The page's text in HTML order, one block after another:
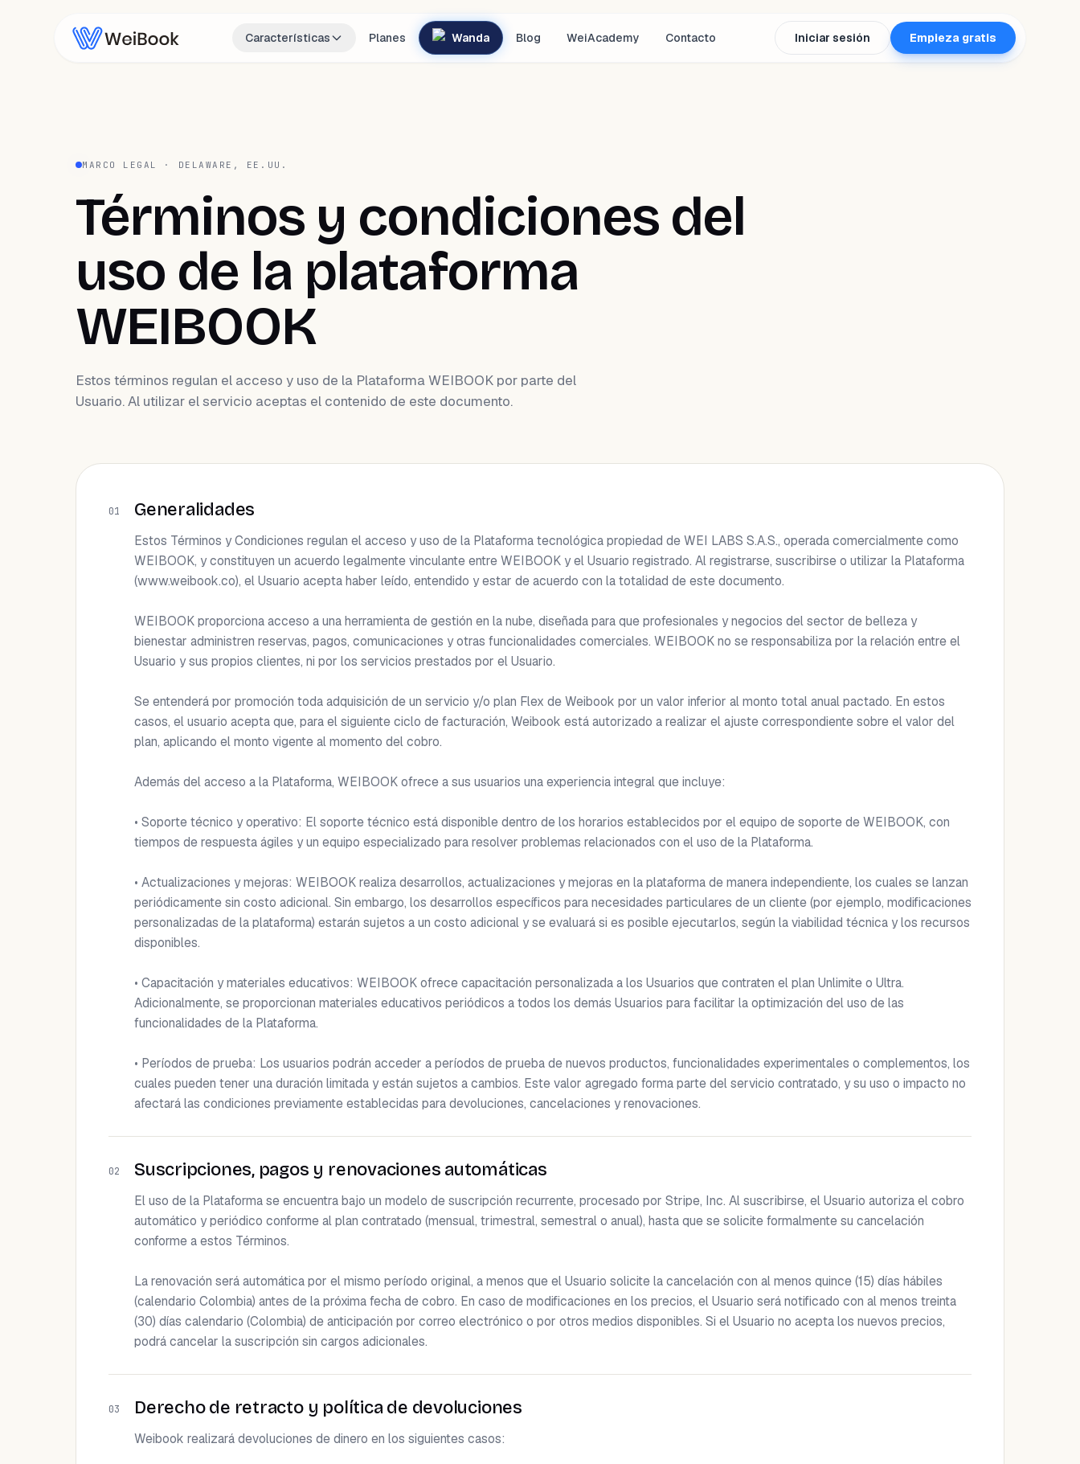
Características Planes Wanda Blog WeiAcademy Contacto Iniciar sesión Empieza gratis
MARCO LEGAL · DELAWARE, EE.UU.
Términos y condiciones del
uso de la plataforma
WEIBOOK
Estos términos regulan el acceso y uso de la Plataforma WEIBOOK por parte del
Usuario. Al utilizar el servicio aceptas el contenido de este documento.
01 Generalidades
Estos Términos y Condiciones regulan el acceso y uso de la Plataforma tecnológica propiedad de WEI LABS S.A.S., operada comercialmente como
WEIBOOK, y constituyen un acuerdo legalmente vinculante entre WEIBOOK y el Usuario registrado. Al registrarse, suscribirse o utilizar la Plataforma
(www.weibook.co), el Usuario acepta haber leído, entendido y estar de acuerdo con la totalidad de este documento.
WEIBOOK proporciona acceso a una herramienta de gestión en la nube, diseñada para que profesionales y negocios del sector de belleza y
bienestar administren reservas, pagos, comunicaciones y otras funcionalidades comerciales. WEIBOOK no se responsabiliza por la relación entre el
Usuario y sus propios clientes, ni por los servicios prestados por el Usuario.
Se entenderá por promoción toda adquisición de un servicio y/o plan Flex de Weibook por un valor inferior al monto total anual pactado. En estos
casos, el usuario acepta que, para el siguiente ciclo de facturación, Weibook está autorizado a realizar el ajuste correspondiente sobre el valor del
plan, aplicando el monto vigente al momento del cobro.
Además del acceso a la Plataforma, WEIBOOK ofrece a sus usuarios una experiencia integral que incluye:
• Soporte técnico y operativo: El soporte técnico está disponible dentro de los horarios establecidos por el equipo de soporte de WEIBOOK, con
tiempos de respuesta ágiles y un equipo especializado para resolver problemas relacionados con el uso de la Plataforma.
• Actualizaciones y mejoras: WEIBOOK realiza desarrollos, actualizaciones y mejoras en la plataforma de manera independiente, los cuales se lanzan
periódicamente sin costo adicional. Sin embargo, los desarrollos específicos para necesidades particulares de un cliente (por ejemplo, modificaciones
personalizadas de la plataforma) estarán sujetos a un costo adicional y se evaluará si es posible ejecutarlos, según la viabilidad técnica y los recursos
disponibles.
• Capacitación y materiales educativos: WEIBOOK ofrece capacitación personalizada a los Usuarios que contraten el plan Unlimite o Ultra.
Adicionalmente, se proporcionan materiales educativos periódicos a todos los demás Usuarios para facilitar la optimización del uso de las
funcionalidades de la Plataforma.
• Períodos de prueba: Los usuarios podrán acceder a períodos de prueba de nuevos productos, funcionalidades experimentales o complementos, los
cuales pueden tener una duración limitada y están sujetos a cambios. Este valor agregado forma parte del servicio contratado, y su uso o impacto no
afectará las condiciones previamente establecidas para devoluciones, cancelaciones y renovaciones.
02 Suscripciones, pagos y renovaciones automáticas
El uso de la Plataforma se encuentra bajo un modelo de suscripción recurrente, procesado por Stripe, Inc. Al suscribirse, el Usuario autoriza el cobro
automático y periódico conforme al plan contratado (mensual, trimestral, semestral o anual), hasta que se solicite formalmente su cancelación
conforme a estos Términos.
La renovación será automática por el mismo período original, a menos que el Usuario solicite la cancelación con al menos quince (15) días hábiles
(calendario Colombia) antes de la próxima fecha de cobro. En caso de modificaciones en los precios, el Usuario será notificado con al menos treinta
(30) días calendario (Colombia) de anticipación por correo electrónico o por otros medios disponibles. Si el Usuario no acepta los nuevos precios,
podrá cancelar la suscripción sin cargos adicionales.
03 Derecho de retracto y política de devoluciones
Weibook realizará devoluciones de dinero en los siguientes casos: